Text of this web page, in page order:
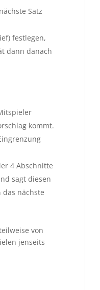
Satz
festlegen,
dann danach
kommt.
4 Abschnitte
sagt diesen
nächste
von
jenseits